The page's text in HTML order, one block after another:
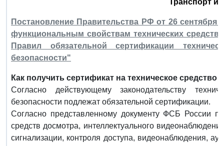
Постановление Правительства РФ от 26 сентября
функциональным свойствам технических средств
Правил обязательной сертификации
безопасности"
Как получить сертификат на техническое
Согласно действующему законодательству
безопасности подлежат обязательной сертификации.
Согласно представленному документу ФСБ России
средств досмотра, интеллектуального
сигнализации, контроля доступа, видеонаблюдения,